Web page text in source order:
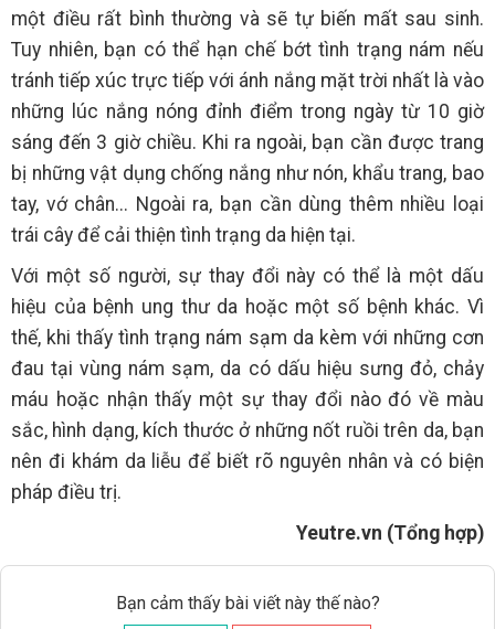
một điều rất bình thường và sẽ tự biến mất sau sinh.
Tuy nhiên, bạn có thể hạn chế bớt tình trạng nám nếu
tránh tiếp xúc trực tiếp với ánh nắng mặt trời nhất là vào
những lúc nắng nóng đỉnh điểm trong ngày từ 10 giờ
sáng đến 3 giờ chiều. Khi ra ngoài, bạn cần được trang
bị những vật dụng chống nắng như nón, khẩu trang, bao
tay, vớ chân... Ngoài ra, bạn cần dùng thêm nhiều loại
trái cây để cải thiện tình trạng da hiện tại.
Với một số người, sự thay đổi này có thể là một dấu
hiệu của bệnh ung thư da hoặc một số bệnh khác. Vì
thế, khi thấy tình trạng nám sạm da kèm với những cơn
đau tại vùng nám sạm, da có dấu hiệu sưng đỏ, chảy
máu hoặc nhận thấy một sự thay đổi nào đó về màu
sắc, hình dạng, kích thước ở những nốt ruồi trên da, bạn
nên đi khám da liễu để biết rõ nguyên nhân và có biện
pháp điều trị.
Yeutre.vn (Tổng hợp)
Bạn cảm thấy bài viết này thế nào?